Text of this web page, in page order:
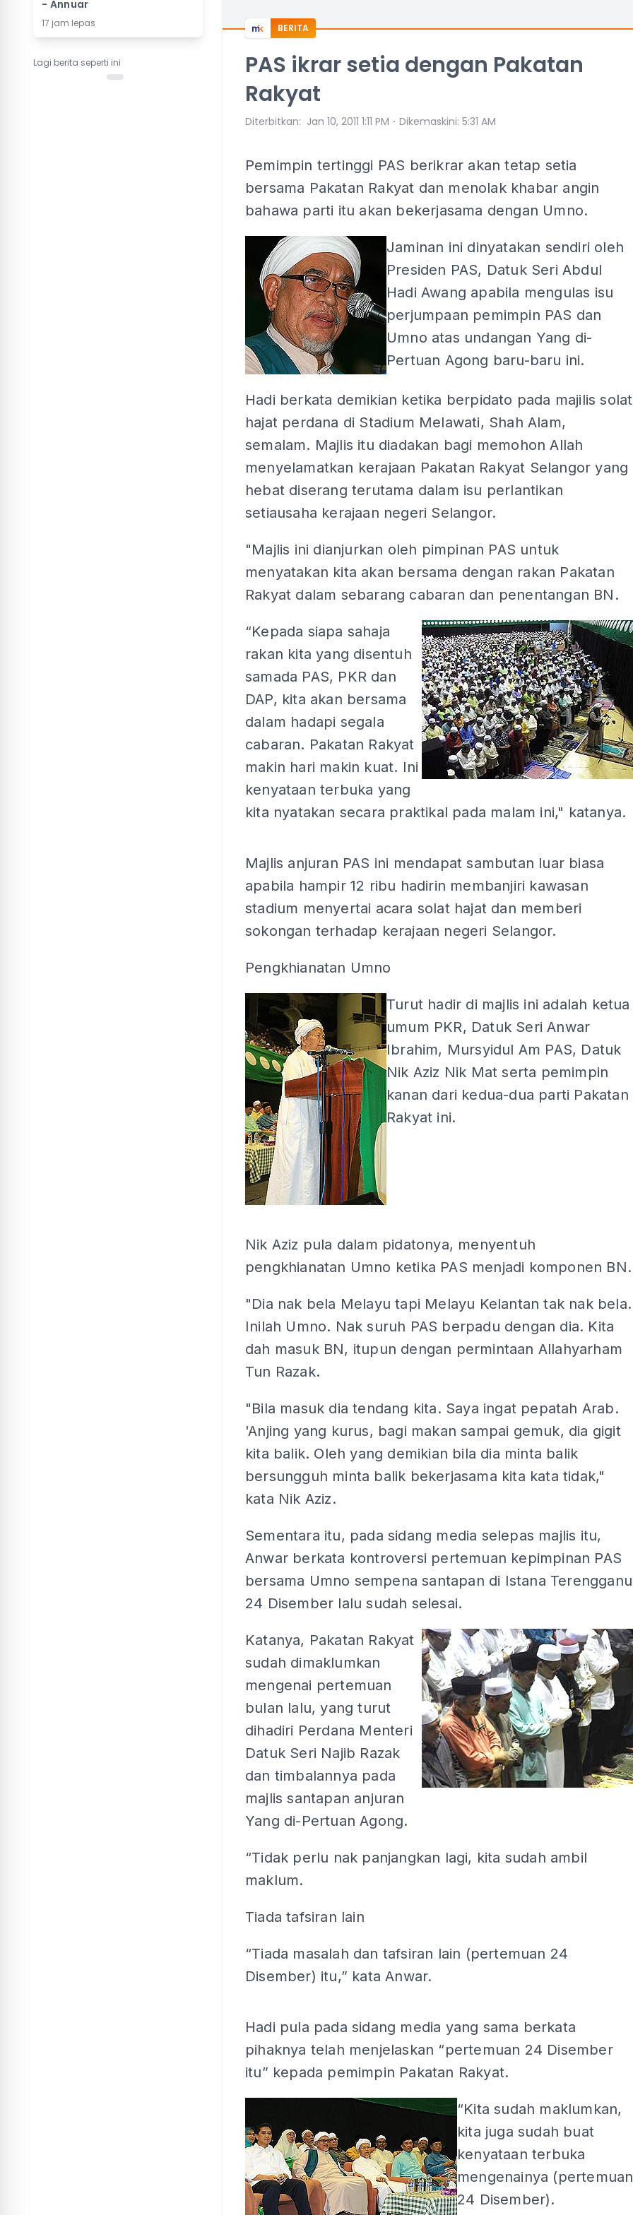
- Annuar
17 jam lepas
Lagi berita seperti ini
BERITA
PAS ikrar setia dengan Pakatan
Rakyat
Diterbitkan: Jan 10, 2011 1:11 PM ⋅ Dikemaskini: 5:31 AM
Pemimpin tertinggi PAS berikrar akan tetap setia
bersama Pakatan Rakyat dan menolak khabar angin
bahawa parti itu akan bekerjasama dengan Umno.
Jaminan ini dinyatakan sendiri oleh
Presiden PAS, Datuk Seri Abdul
Hadi Awang apabila mengulas isu
perjumpaan pemimpin PAS dan
Umno atas undangan Yang di-
Pertuan Agong baru-baru ini.
Hadi berkata demikian ketika berpidato pada majilis solat
hajat perdana di Stadium Melawati, Shah Alam,
semalam. Majlis itu diadakan bagi memohon Allah
menyelamatkan kerajaan Pakatan Rakyat Selangor yang
hebat diserang terutama dalam isu perlantikan
setiausaha kerajaan negeri Selangor.
"Majlis ini dianjurkan oleh pimpinan PAS untuk
menyatakan kita akan bersama dengan rakan Pakatan
Rakyat dalam sebarang cabaran dan penentangan BN.
“Kepada siapa sahaja
rakan kita yang disentuh
samada PAS, PKR dan
DAP, kita akan bersama
dalam hadapi segala
cabaran. Pakatan Rakyat
makin hari makin kuat. Ini
kenyataan terbuka yang
kita nyatakan secara praktikal pada malam ini," katanya.
Majlis anjuran PAS ini mendapat sambutan luar biasa
apabila hampir 12 ribu hadirin membanjiri kawasan
stadium menyertai acara solat hajat dan memberi
sokongan terhadap kerajaan negeri Selangor.
Pengkhianatan Umno
Turut hadir di majlis ini adalah ketua
umum PKR, Datuk Seri Anwar
Ibrahim, Mursyidul Am PAS, Datuk
Nik Aziz Nik Mat serta pemimpin
kanan dari kedua-dua parti Pakatan
Rakyat ini.
Nik Aziz pula dalam pidatonya, menyentuh
pengkhianatan Umno ketika PAS menjadi komponen BN.
"Dia nak bela Melayu tapi Melayu Kelantan tak nak bela.
Inilah Umno. Nak suruh PAS berpadu dengan dia. Kita
dah masuk BN, itupun dengan permintaan Allahyarham
Tun Razak.
"Bila masuk dia tendang kita. Saya ingat pepatah Arab.
'Anjing yang kurus, bagi makan sampai gemuk, dia gigit
kita balik. Oleh yang demikian bila dia minta balik
bersungguh minta balik bekerjasama kita kata tidak,"
kata Nik Aziz.
Sementara itu, pada sidang media selepas majlis itu,
Anwar berkata kontroversi pertemuan kepimpinan PAS
bersama Umno sempena santapan di Istana Terengganu
24 Disember lalu sudah selesai.
Katanya, Pakatan Rakyat
sudah dimaklumkan
mengenai pertemuan
bulan lalu, yang turut
dihadiri Perdana Menteri
Datuk Seri Najib Razak
dan timbalannya pada
majlis santapan anjuran
Yang di-Pertuan Agong.
“Tidak perlu nak panjangkan lagi, kita sudah ambil
maklum.
Tiada tafsiran lain
“Tiada masalah dan tafsiran lain (pertemuan 24
Disember) itu,” kata Anwar.
Hadi pula pada sidang media yang sama berkata
pihaknya telah menjelaskan “pertemuan 24 Disember
itu” kepada pemimpin Pakatan Rakyat.
“Kita sudah maklumkan,
kita juga sudah buat
kenyataan terbuka
mengenainya (pertemuan
24 Disember).